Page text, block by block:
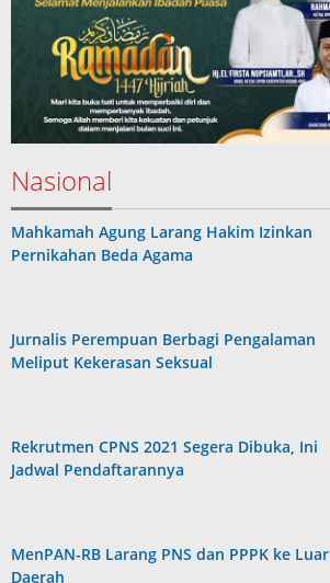
Nasional
Mahkamah Agung Larang Hakim Izinkan
Pernikahan Beda Agama
Jurnalis Perempuan Berbagi Pengalaman
Meliput Kekerasan Seksual
Rekrutmen CPNS 2021 Segera Dibuka, Ini
Jadwal Pendaftarannya
MenPAN-RB Larang PNS dan PPPK ke Luar
Daerah